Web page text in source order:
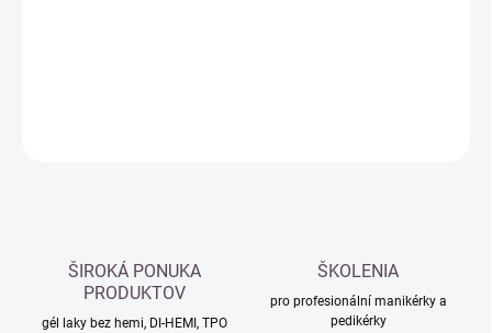
ŠIROKÁ PONUKA
PRODUKTOV
gél laky bez hemi, DI-HEMI, TPO
ŠKOLENIA
pro profesionální manikérky a
pedikérky